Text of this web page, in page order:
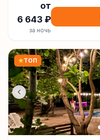
от
6 643 ₽
за ночь
★ТОП